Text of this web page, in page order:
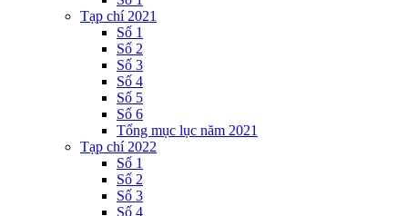
Tạp chí 2021
Số 1
Số 2
Số 3
Số 4
Số 5
Số 6
Tổng mục lục năm 2021
Tạp chí 2022
Số 1
Số 2
Số 3
Số 4